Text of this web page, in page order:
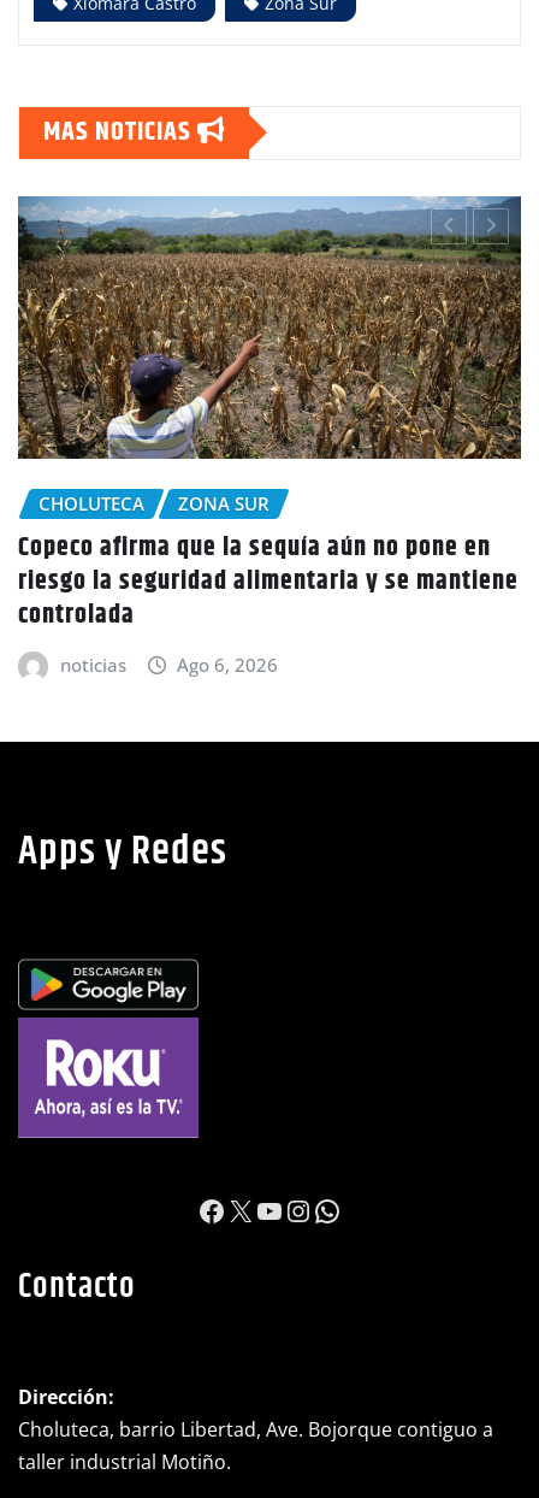
MAS NOTICIAS
CHOLUTECA
Policía Nacional desaloja a campesinos de
tierras en El Tulito, Choluteca
Apps y Redes
https://
X YouTube
Instagram
WhatsApp
Contacto
Dirección:
Choluteca, barrio Libertad, Ave. Bojorque contiguo a
taller industrial Motiño.